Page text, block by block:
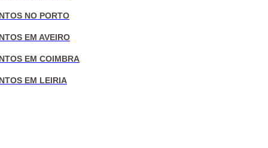
NO PORTO
EM AVEIRO
EM COIMBRA
EM LEIRIA